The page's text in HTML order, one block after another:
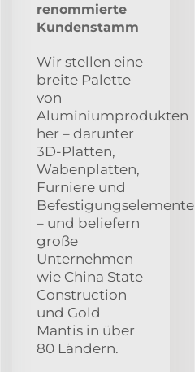
renommierte
Kundenstamm
Wir stellen eine
breite Palette
von
Aluminiumprodukten
her – darunter
3D-Platten,
Wabenplatten,
Furniere und
Befestigungselemente
– und beliefern
große
Unternehmen
wie China State
Construction
und Gold
Mantis in über
80 Ländern.